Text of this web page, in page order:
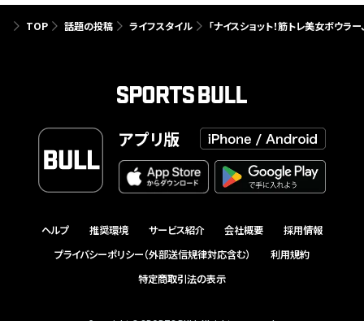
TOP 話題の投稿 ライフスタイル 「ナイスショット！筋トレ美女ボウラ
アプリ版
ヘルプ 推奨環境 サービス紹介 会社概要
採用情報
プライバシーポリシー（外部送信規律対応含む）
利用規約
特定商取引法の表示